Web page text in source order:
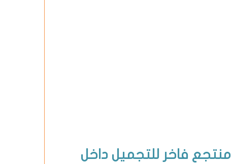
فاخر للتجميل داخل